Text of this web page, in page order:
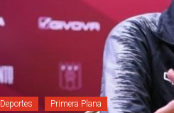
Deportes Primera Plana